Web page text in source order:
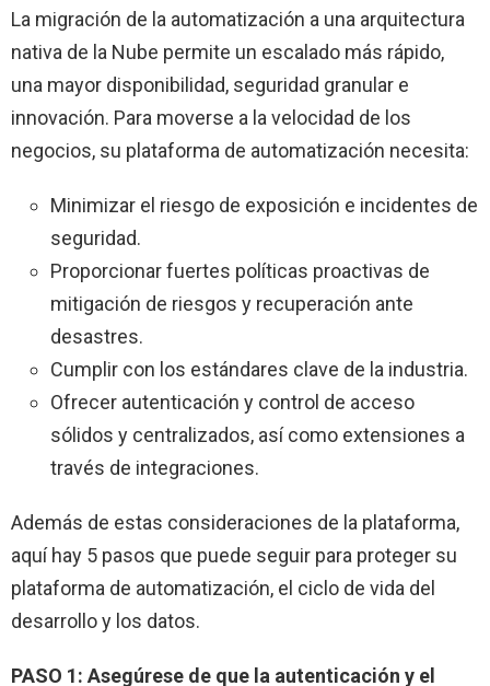
La migración de la automatización a una arquitectura
nativa de la Nube permite un escalado más rápido,
una mayor disponibilidad, seguridad granular e
innovación. Para moverse a la velocidad de los
negocios, su plataforma de automatización necesita:
Minimizar el riesgo de exposición e incidentes de
seguridad.
Proporcionar fuertes políticas proactivas de
mitigación de riesgos y recuperación ante
desastres.
Cumplir con los estándares clave de la industria.
Ofrecer autenticación y control de acceso
sólidos y centralizados, así como extensiones a
través de integraciones.
Además de estas consideraciones de la plataforma,
aquí hay 5 pasos que puede seguir para proteger su
plataforma de automatización, el ciclo de vida del
desarrollo y los datos.
PASO 1: Asegúrese de que la autenticación y el